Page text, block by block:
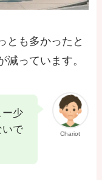
とも多かったと
減っています。
Chariot
ー少
いで